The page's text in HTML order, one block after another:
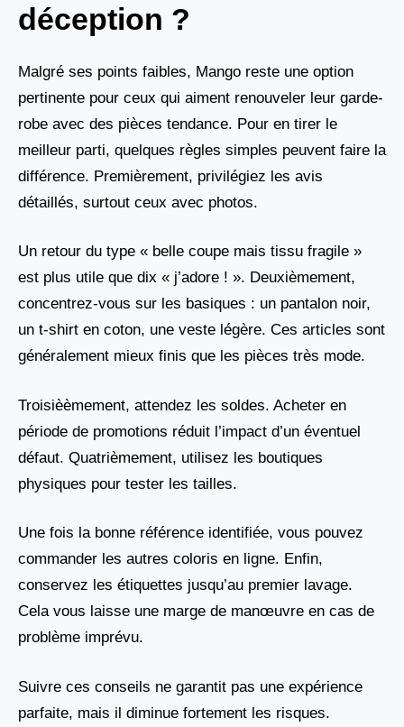
déception ?
Malgré ses points faibles, Mango reste une option
pertinente pour ceux qui aiment renouveler leur garde-
robe avec des pièces tendance. Pour en tirer le
meilleur parti, quelques règles simples peuvent faire la
différence. Premièrement, privilégiez les avis
détaillés, surtout ceux avec photos.
Un retour du type « belle coupe mais tissu fragile »
est plus utile que dix « j’adore ! ». Deuxièmement,
concentrez-vous sur les basiques : un pantalon noir,
un t-shirt en coton, une veste légère. Ces articles sont
généralement mieux finis que les pièces très mode.
Troisièèmement, attendez les soldes. Acheter en
période de promotions réduit l’impact d’un éventuel
défaut. Quatrièmement, utilisez les boutiques
physiques pour tester les tailles.
Une fois la bonne référence identifiée, vous pouvez
commander les autres coloris en ligne. Enfin,
conservez les étiquettes jusqu’au premier lavage.
Cela vous laisse une marge de manœuvre en cas de
problème imprévu.
Suivre ces conseils ne garantit pas une expérience
parfaite, mais il diminue fortement les risques.